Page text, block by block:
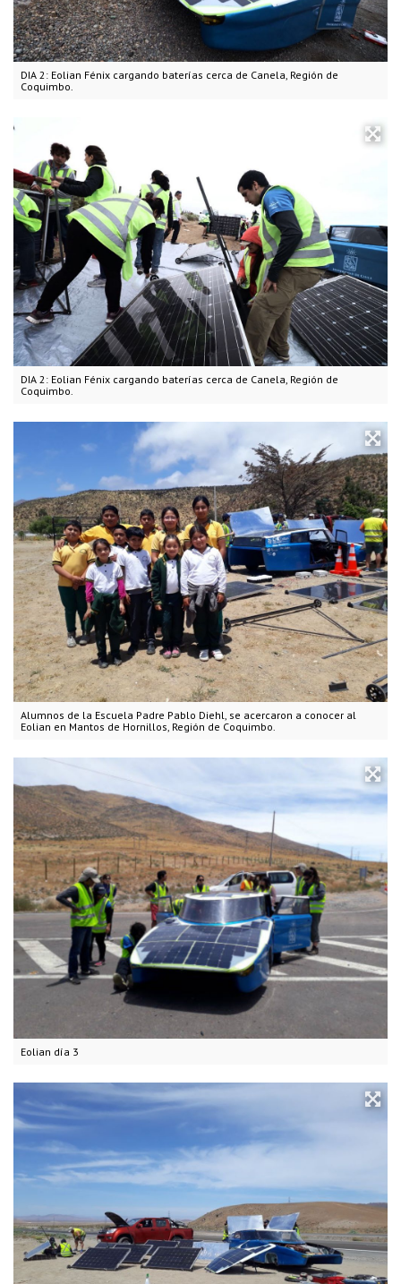
DIA 2: Eolian Fénix cargando baterías cerca de Canela, Región de
Coquimbo.
DIA 2: Eolian Fénix cargando baterías cerca de Canela, Región de
Coquimbo.
Alumnos de la Escuela Padre Pablo Diehl, se acercaron a conocer al
Eolian en Mantos de Hornillos, Región de Coquimbo.
Eolian día 3